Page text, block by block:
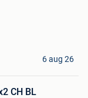
6 aug 26
CH BL